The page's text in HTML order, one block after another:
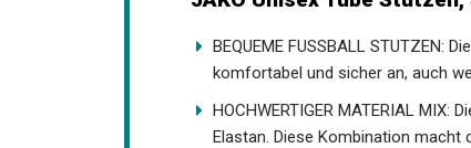
BEQUEME FUSSBALL STUTZEN:
komfortabel und sicher an, auch
HOCHWERTIGER MATERIAL
Elastan. Diese Kombination